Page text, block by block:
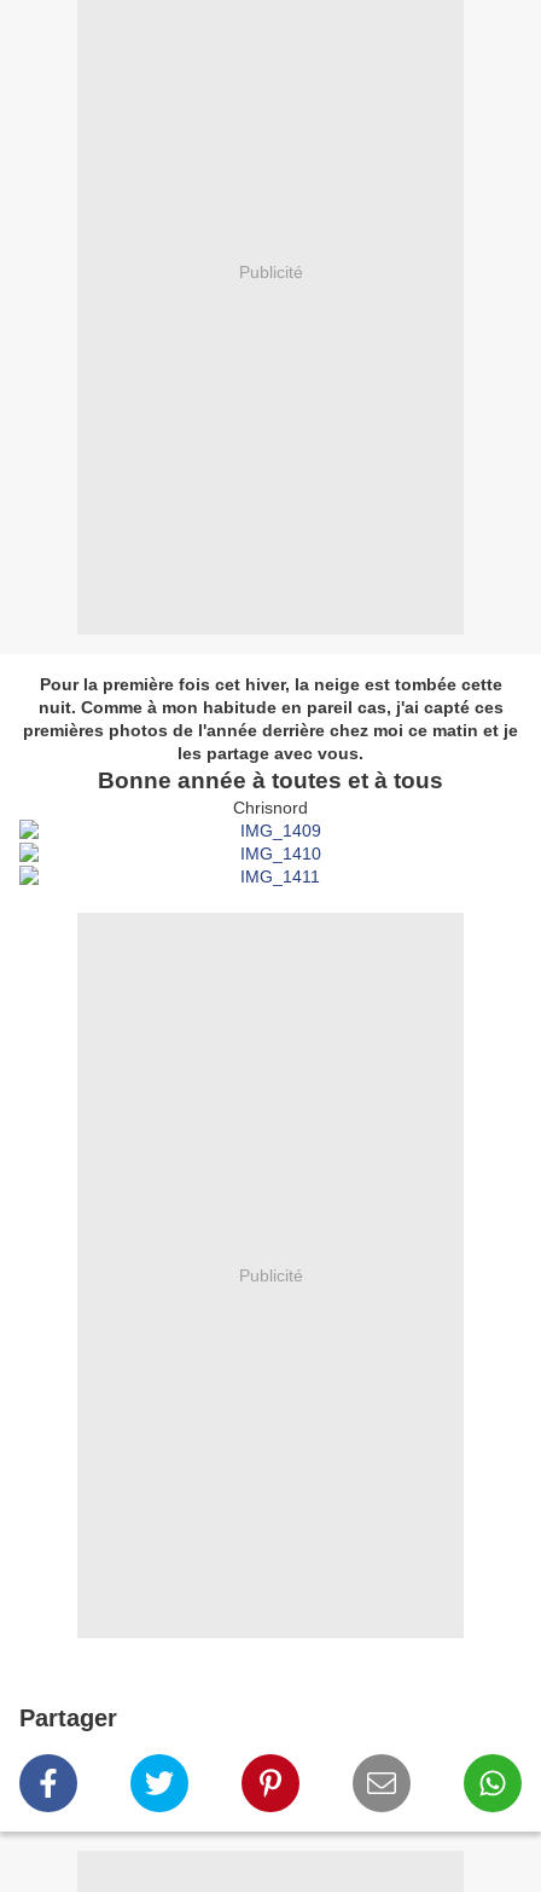
Publicité
Pour la première fois cet hiver, la neige est tombée cette
nuit. Comme à mon habitude en pareil cas, j'ai capté ces
premières photos de l'année derrière chez moi ce matin et je
les partage avec vous.
Bonne année à toutes et à tous
Chrisnord
Publicité
Partager